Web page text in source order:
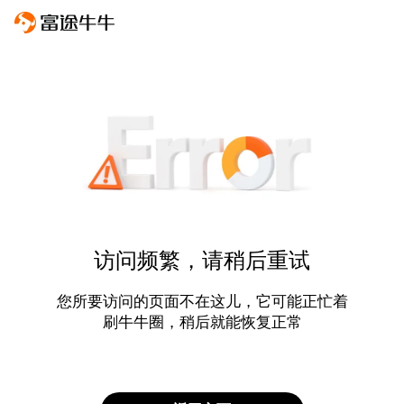
访问频繁，请稍后重试
您所要访问的页面不在这儿，它可能正忙着
刷牛牛圈，稍后就能恢复正常